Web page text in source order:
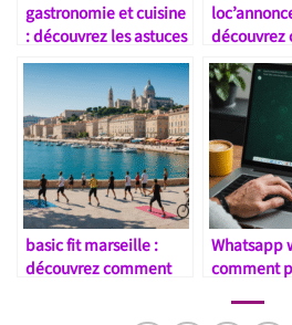
gastronomie et cuisine
: découvrez les astuces
incontournables pour
sublimer vos
pâtisseries maison
découvrez
bien
ustensiles
en 2025
basic fit marseille :
découvrez comment
Whatsapp
comment